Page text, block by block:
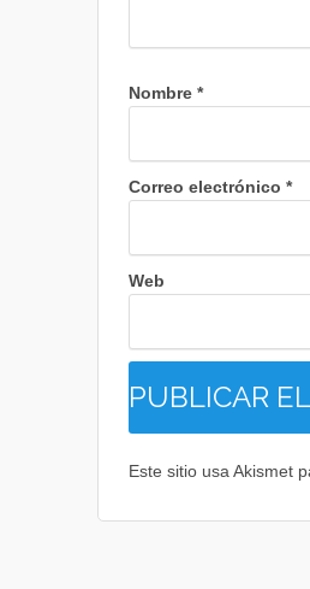
Nombre *
Correo electrónico *
Web
Este sitio usa Akismet